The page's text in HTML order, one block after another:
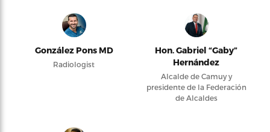
González Pons MD
Radiologist
Hon. Gabriel “Gaby”
Hernández
Alcalde de Camuy y
presidente de la Federación
de Alcaldes